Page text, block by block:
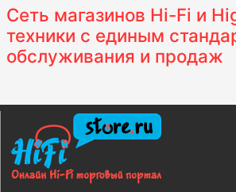
Сеть магазинов Hi-Fi и
техники с единым
обслуживания и продаж